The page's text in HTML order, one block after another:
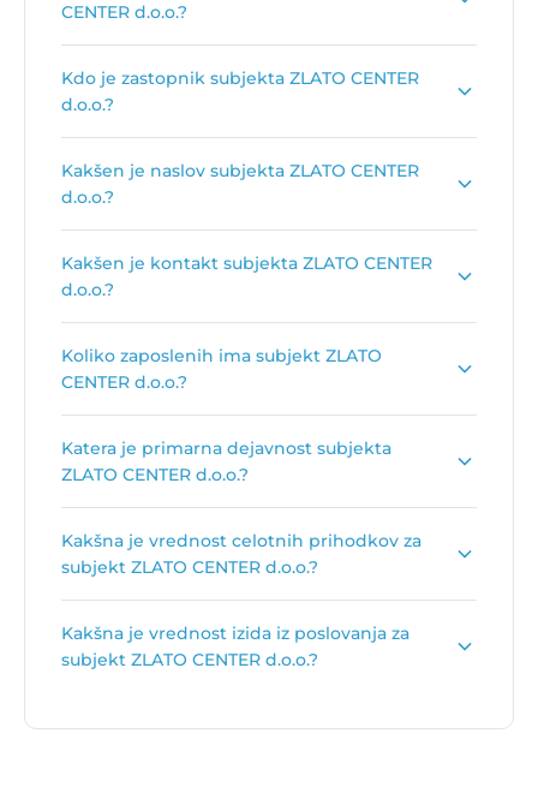
CENTER d.o.o.?
plemenitih kovin d.o.o..
Kdo je zastopnik subjekta ZLATO CENTER
d.o.o.?
Kakšen je naslov subjekta ZLATO CENTER
d.o.o.?
Ljubljana.
Kakšen je kontakt subjekta ZLATO CENTER
d.o.o.?
Koliko zaposlenih ima subjekt ZLATO
CENTER d.o.o.?
Katera je primarna dejavnost subjekta
ZLATO CENTER d.o.o.?
d.o.o. jeTrgovina na drobno z urami in
nakitom.
Kakšna je vrednost celotnih prihodkov za
subjekt ZLATO CENTER d.o.o.?
CENTER d.o.o. je200.555 €.
Kakšna je vrednost izida iz poslovanja za
subjekt ZLATO CENTER d.o.o.?
CENTER d.o.o. je19.968 €.